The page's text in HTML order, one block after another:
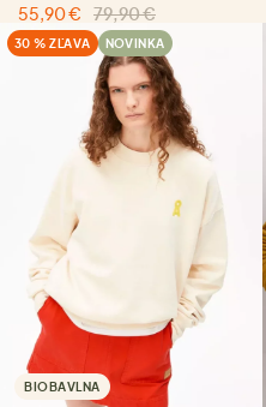
55,90 €
79,90 €
30 % ZĽAVA NOVINKA
BIOBAVLNA